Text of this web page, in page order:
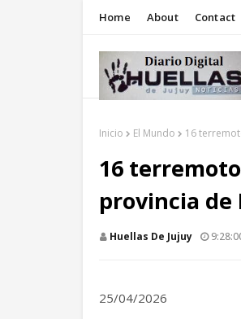
Home About Contact
Inicio El Mundo 16
16
provincia de
Huellas De Jujuy
25/04/2026